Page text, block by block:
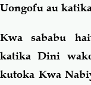
Uongofu au
Kwa sababu
katika Dini
kutoka Kwa